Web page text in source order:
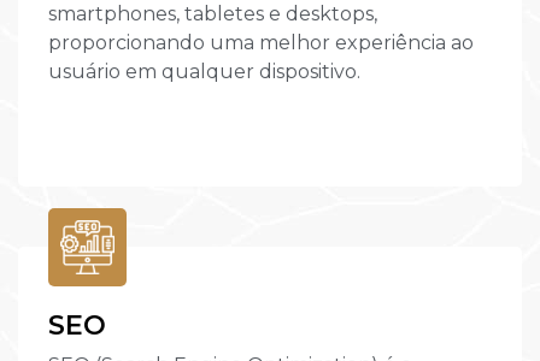
smartphones, tabletes e desktops,
proporcionando uma melhor experiência ao
usuário em qualquer dispositivo.
SEO